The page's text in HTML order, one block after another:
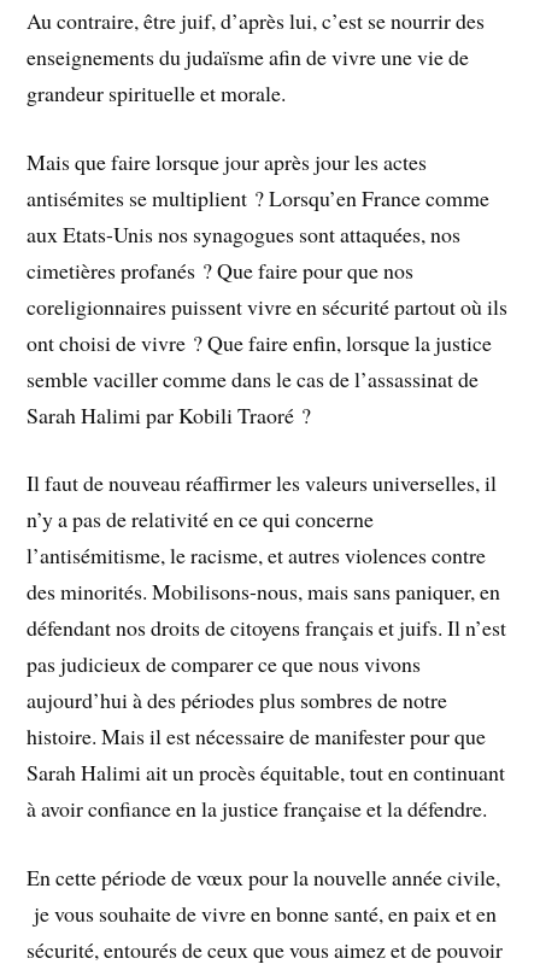
Au contraire, être juif, d’après lui, c’est se nourrir des
enseignements du judaïsme afin de vivre une vie de
grandeur spirituelle et morale.
Mais que faire lorsque jour après jour les actes
antisémites se multiplient ? Lorsqu’en France comme
aux Etats-Unis nos synagogues sont attaquées, nos
cimetières profanés ? Que faire pour que nos
coreligionnaires puissent vivre en sécurité partout où ils
ont choisi de vivre ? Que faire enfin, lorsque la justice
semble vaciller comme dans le cas de l’assassinat de
Sarah Halimi par Kobili Traoré ?
Il faut de nouveau réaffirmer les valeurs universelles, il
n’y a pas de relativité en ce qui concerne
l’antisémitisme, le racisme, et autres violences contre
des minorités. Mobilisons-nous, mais sans paniquer, en
défendant nos droits de citoyens français et juifs. Il n’est
pas judicieux de comparer ce que nous vivons
aujourd’hui à des périodes plus sombres de notre
histoire. Mais il est nécessaire de manifester pour que
Sarah Halimi ait un procès équitable, tout en continuant
à avoir confiance en la justice française et la défendre.
En cette période de vœux pour la nouvelle année civile,
je vous souhaite de vivre en bonne santé, en paix et en
sécurité, entourés de ceux que vous aimez et de pouvoir